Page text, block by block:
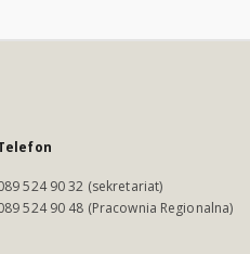
524 90 32 (sekretariat)
524 90 48 (Pracownia Regionalna)